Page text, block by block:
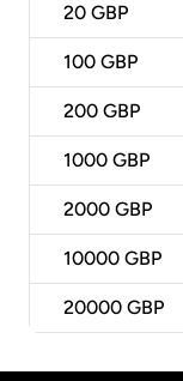
20 GBP
100 GBP
200 GBP
1000 GBP
2000 GBP
10000 GBP
20000 GBP